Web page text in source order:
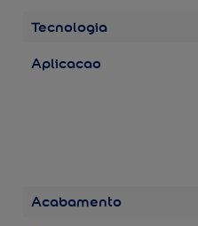
Tecnologia
Aplicacao
Acabamento